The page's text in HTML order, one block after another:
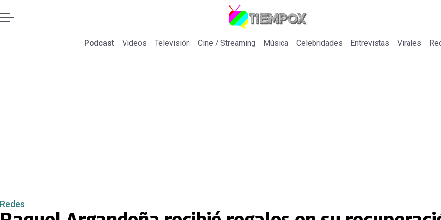
Podcast Videos Televisión Cine / Streaming Música Celebridades Entrevistas Virales
Redes